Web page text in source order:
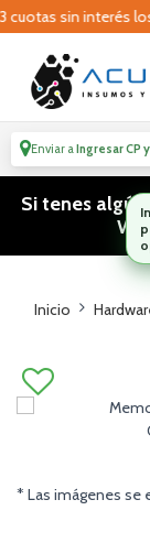
sin interés los
Enviar aIngresar CP
Si tenes
Inicio
* Las imágenes se